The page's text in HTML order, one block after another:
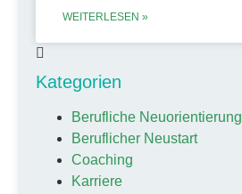
WEITERLESEN »
Kategorien
Berufliche Neuorientierung
Beruflicher Neustart
Coaching
Karriere